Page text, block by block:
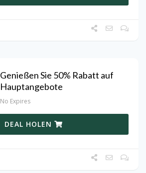
Genießen Sie 50% Rabatt auf
Hauptangebote
No Expires
DEAL HOLEN